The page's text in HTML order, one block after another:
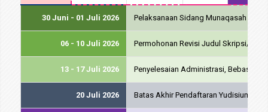
30 Juni - 01 Juli 2026 Pelaksanaan Sidang Munaqasah
06 - 10 Juli 2026 Permohonan Revisi Judul Skripsi/
13 - 17 Juli 2026 Penyelesaian Administrasi, Bebas
20 Juli 2026 Batas Akhir Pendaftaran Yudisium